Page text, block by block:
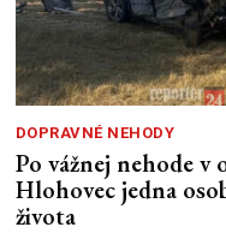
DOPRAVNÉ NEHODY
Po vážnej nehode v
Hlohovec jedna
života